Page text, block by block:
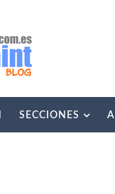
SECCIONES